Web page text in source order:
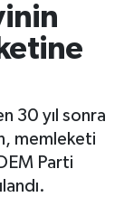
30 yıl sonra
memleketi
Parti